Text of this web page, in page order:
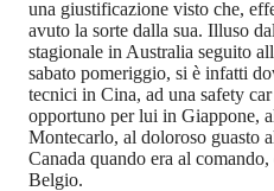
una giustificazione visto che,
avuto la sorte dalla sua. Illuso
stagionale in Australia seguito
sabato pomeriggio, si è infatti
tecnici in Cina, ad una safety
opportuno per lui in Giappone,
Montecarlo, al doloroso guasto
Canada quando era al
Belgio.